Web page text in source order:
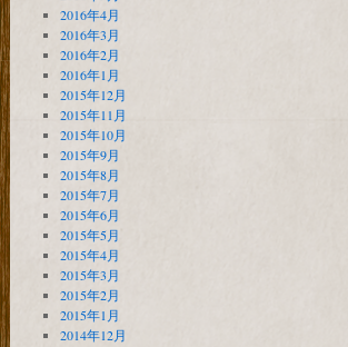
2016年4月
2016年3月
2016年2月
2016年1月
2015年12月
2015年11月
2015年10月
2015年9月
2015年8月
2015年7月
2015年6月
2015年5月
2015年4月
2015年3月
2015年2月
2015年1月
2014年12月